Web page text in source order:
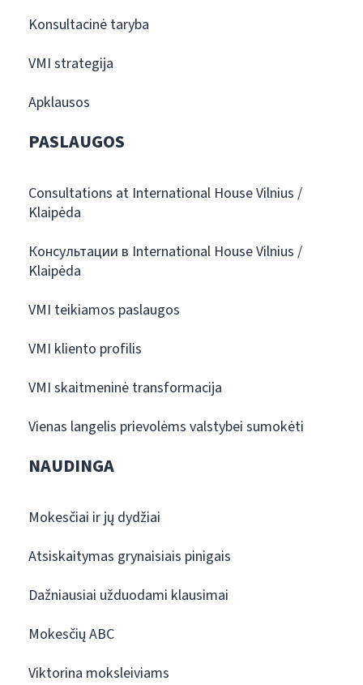
Konsultacinė taryba
VMI strategija
Apklausos
PASLAUGOS
Consultations at International House Vilnius /
Klaipėda
Консультации в International House Vilnius /
Klaipėda
VMI teikiamos paslaugos
VMI kliento profilis
VMI skaitmeninė transformacija
Vienas langelis prievolėms valstybei sumokėti
NAUDINGA
Mokesčiai ir jų dydžiai
Atsiskaitymas grynaisiais pinigais
Dažniausiai užduodami klausimai
Mokesčių ABC
Viktorina moksleiviams